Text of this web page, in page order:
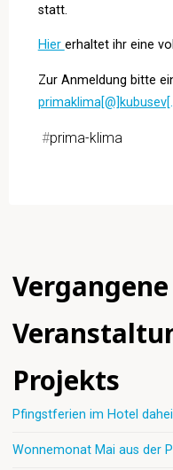
statt.
Hier erhaltet ihr eine
Zur Anmeldung bitte
#prima-klima
Vergangene
Projekts
Pfingstferien im Hotel
Wonnemonat Mai aus der